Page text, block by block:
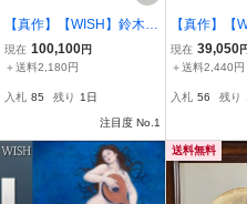
【真作】【WISH】鈴木信
太郎 鑑定書付「田園風
景」油彩 約8号 ◆緑豊か
日本芸術院会員 文化功労
現在 100,100円
＋送料2,180円
入札 85 残り 1日
注目度 No.1
【真作】【
助 鑑定書付
士」油彩 8
〇文化勲章
会員
現在 39,050円
＋送料2,440円
入札 56 残り
送料無料